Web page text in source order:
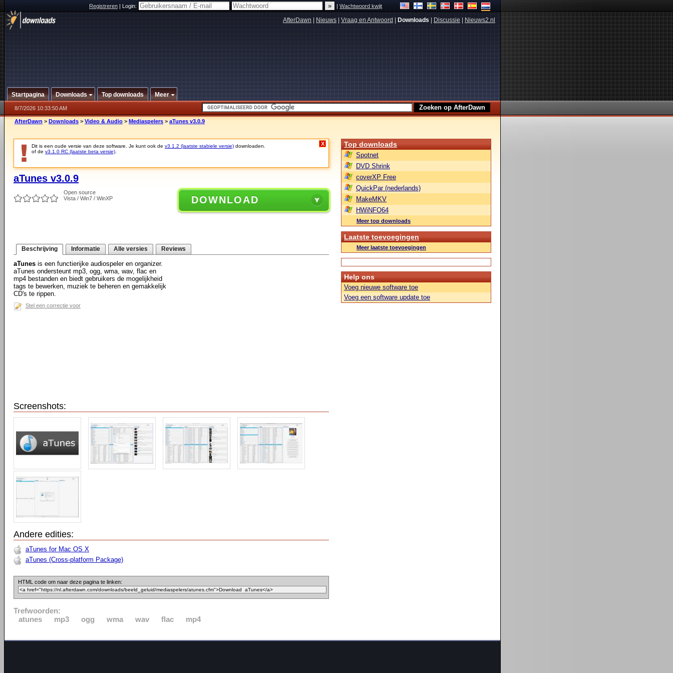
Registreren|Login: |Wachtwoord kwijt
AfterDawn Nieuws Vraag en Antwoord Downloads Discussie Nieuws2.nl
Startpagina Downloads Top downloads Meer
8/7/2026 10:33:50 AM
AfterDawn > Downloads > Video & Audio > Mediaspelers > aTunes v3.0.9
Dit is een oude versie van deze software. Je kunt ook de v3.1.2 (laatste stabiele versie) downloaden.
of de v3.1.0 RC (laatste beta versie)
X
aTunes v3.0.9
Open source
Vista / Win7 / WinXP
DOWNLOAD
Beschrijving Informatie Alle versies Reviews
aTunes is een functierijke audiospeler en organizer.
aTunes ondersteunt mp3, ogg, wma, wav, flac en
mp4 bestanden en biedt gebruikers de mogelijkheid
tags te bewerken, muziek te beheren en gemakkelijk
CD's te rippen.
Stel een correctie voor
Screenshots:
Andere edities:
aTunes for Mac OS X
aTunes (Cross-platform Package)
HTML code om naar deze pagina te linken:
Trefwoorden:
atunes
mp3 ogg wma wav flac mp4
Top downloads
Spotnet
DVD Shrink
coverXP Free
QuickPar (nederlands)
MakeMKV
HWiNFO64
Meer top downloads
Laatste toevoegingen
Meer laatste toevoegingen
Help ons
Voeg nieuwe software toe
Voeg een software update toe